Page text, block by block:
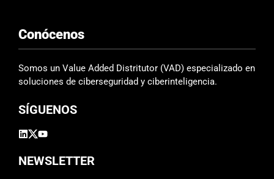
Conócenos
Somos un Value Added Distritutor (VAD) especializado en
soluciones de ciberseguridad y ciberinteligencia.
SÍGUENOS
NEWSLETTER